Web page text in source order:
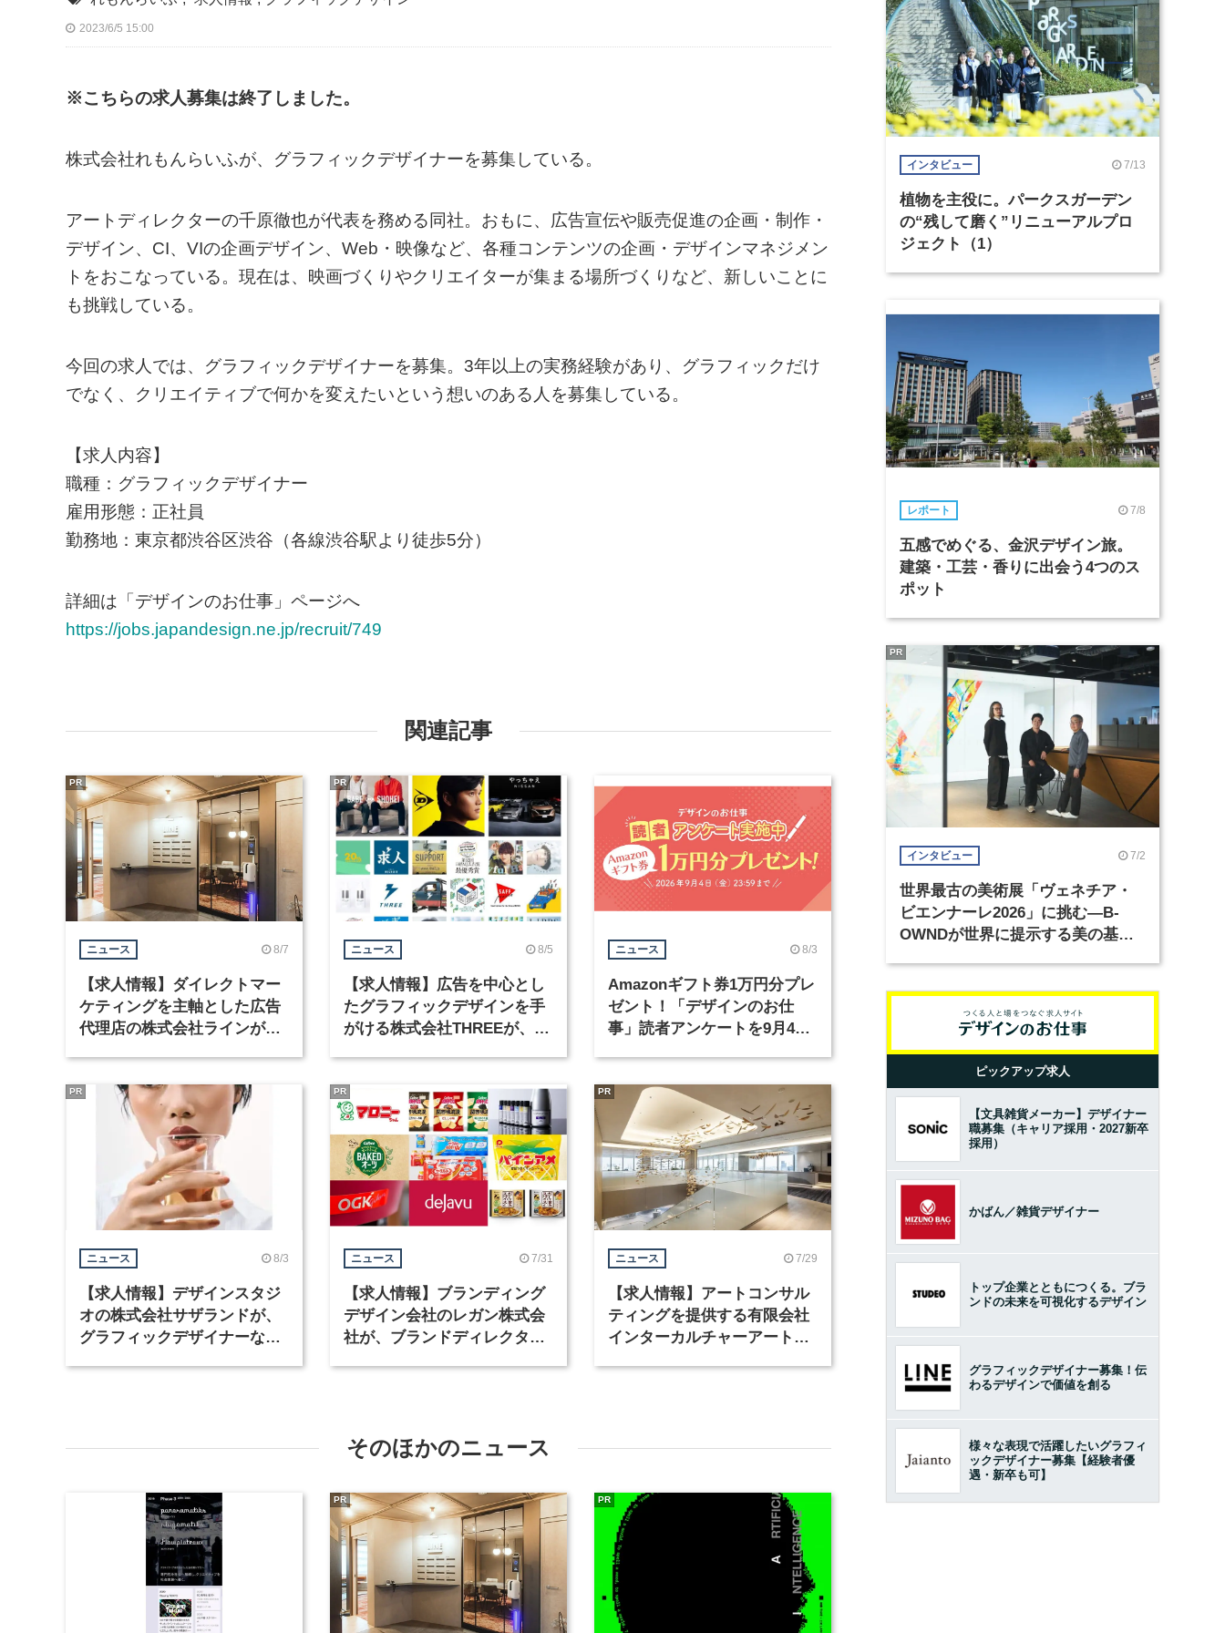
2023/6/5 15:00
※こちらの求人募集は終了しました。
株式会社れもんらいふが、グラフィックデザイナーを募集している。
アートディレクターの千原徹也が代表を務める同社。おもに、広告宣伝や販売促進の企画・制作・
デザイン、CI、VIの企画デザイン、Web・映像など、各種コンテンツの企画・デザインマネジメン
トをおこなっている。現在は、映画づくりやクリエイターが集まる場所づくりなど、新しいことに
も挑戦している。
今回の求人では、グラフィックデザイナーを募集。3年以上の実務経験があり、グラフィックだけ
でなく、クリエイティブで何かを変えたいという想いのある人を募集している。
【求人内容】
職種：グラフィックデザイナー
雇用形態：正社員
勤務地：東京都渋谷区渋谷（各線渋谷駅より徒歩5分）
詳細は「デザインのお仕事」ページへ
https://jobs.japandesign.ne.jp/recruit/749
関連記事
ニュース 8/7
【求人情報】ダイレクトマー
ケティングを主軸とした広告
代理店の株式会社ラインが、
PR
ニュース 8/5
【求人情報】広告を中心とし
たグラフィックデザインを手
がける株式会社THREEが、グ
PR
ニュース 8/3
Amazonギフト券1万円分プレ
ゼント！「デザインのお仕
事」読者アンケートを9月4日
ニュース 8/3
【求人情報】デザインスタジ
オの株式会社サザランドが、
グラフィックデザイナーなど2
PR
ニュース 7/31
【求人情報】ブランディング
デザイン会社のレガン株式会
社が、ブランドディレクター
PR
ニュース 7/29
【求人情報】アートコンサル
ティングを提供する有限会社
インターカルチャーアート
PR
そのほかのニュース
PR PR
インタビュー 7/13
植物を主役に。パークスガーデン
の“残して磨く”リニューアルプロ
ジェクト（1）
レポート 7/8
五感でめぐる、金沢デザイン旅。
建築・工芸・香りに出会う4つのス
ポット
インタビュー 7/2
世界最古の美術展「ヴェネチア・
ビエンナーレ2026」に挑む―B-
OWNDが世界に提示する美の基準
PR
ピックアップ求人
【文具雑貨メーカー】デザイナー
職募集（キャリア採用・2027新卒
採用）
かばん／雑貨デザイナー
トップ企業とともにつくる。ブラ
ンドの未来を可視化するデザイン
グラフィックデザイナー募集！伝
わるデザインで価値を創る
様々な表現で活躍したいグラフィ
ックデザイナー募集【経験者優
遇・新卒も可】